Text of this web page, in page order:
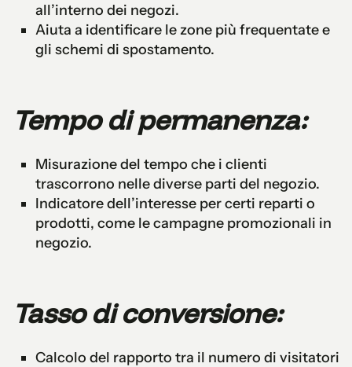
all’interno dei negozi.
Aiuta a identificare le zone più frequentate e
gli schemi di spostamento.
Tempo di permanenza:
Misurazione del tempo che i clienti
trascorrono nelle diverse parti del negozio.
Indicatore dell’interesse per certi reparti o
prodotti, come le campagne promozionali in
negozio.
Tasso di conversione:
Calcolo del rapporto tra il numero di visitatori